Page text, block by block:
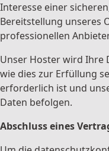
Interesse einer
Bereitstellung unseres
professionellen
Unser Hoster wird Ihre
wie dies zur Erfüllung
erforderlich ist und
Daten befolgen.
Abschluss eines